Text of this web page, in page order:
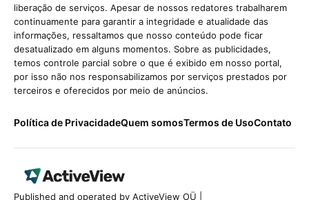
liberação de serviços. Apesar de nossos redatores trabalharem
continuamente para garantir a integridade e atualidade das
informações, ressaltamos que nosso conteúdo pode ficar
desatualizado em alguns momentos. Sobre as publicidades,
temos controle parcial sobre o que é exibido em nosso portal,
por isso não nos responsabilizamos por serviços prestados por
terceiros e oferecidos por meio de anúncios.
Política de PrivacidadeQuem somosTermos de UsoContato
Published and operated by ActiveView OÜ |